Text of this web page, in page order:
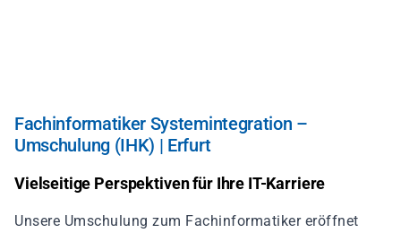
Fachinformatiker Systemintegration –
Umschulung (IHK) | Erfurt
Vielseitige Perspektiven für Ihre IT-Karriere
Unsere Umschulung zum Fachinformatiker eröffnet